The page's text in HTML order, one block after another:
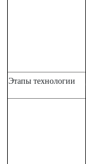
Этапы технологии